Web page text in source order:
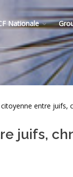
Nationale
entre juifs,
juifs,